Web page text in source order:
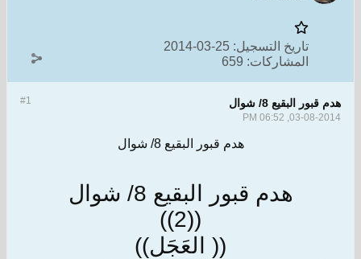
تاريخ التسجيل: 25-03-2014
المشاركات: 659
#1 هدم قبور البقيع 8/ شوال
03-08-2014, 06:52 PM
هدم قبور البقيع 8/ شوال
هدم قبور البقيع 8/ شوال
((2))
(( العَجَل))